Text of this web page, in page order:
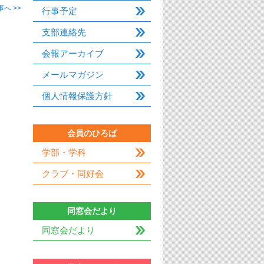
へ >> 行事予定
支部連絡先
会報アーカイブ
メールマガジン
個人情報保護方針
会員のひろば
学部・学科
クラブ・同好会
同窓会だより
同窓会だより